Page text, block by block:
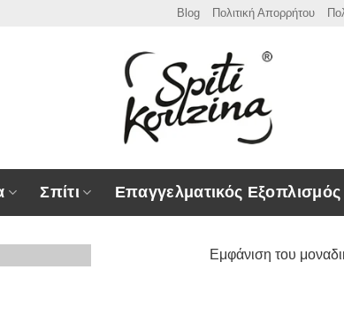
Blog Πολιτική Απορρήτου
Σπίτι Επαγγελματικός Εξοπλισμός
Εμφάνιση του